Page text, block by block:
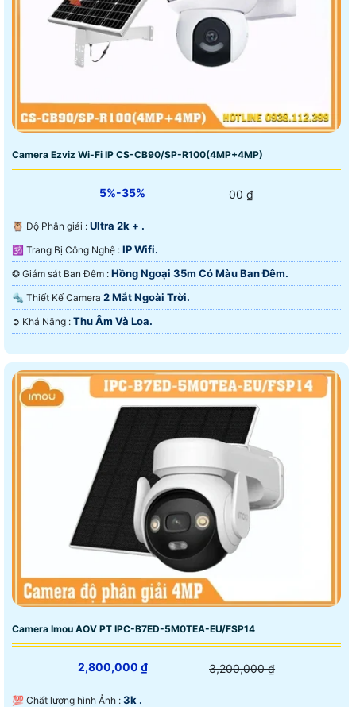
Camera Ezviz Wi-Fi IP CS-CB90/SP-R100(4MP+4MP)
5%-35% 00 ₫
🦉 Độ Phân giải : Ultra 2k + .
🕉️ Trang Bị Công Nghệ : IP Wifi.
❂ Giám sát Ban Đêm : Hồng Ngoại 35m Có Màu Ban Ðêm.
🔩 Thiết Kế Camera 2 Mắt Ngoài Trời.
️➲ Khả Năng : Thu Âm Và Loa.
Camera Imou AOV PT IPC-B7ED-5M0TEA-EU/FSP14
2,800,000 ₫ 3,200,000 ₫
💯 Chất lượng hình Ảnh : 3k .